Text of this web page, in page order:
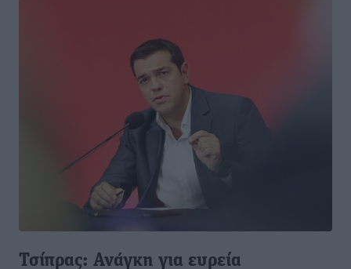
Τσίπρας: Ανάγκη για ευρεία